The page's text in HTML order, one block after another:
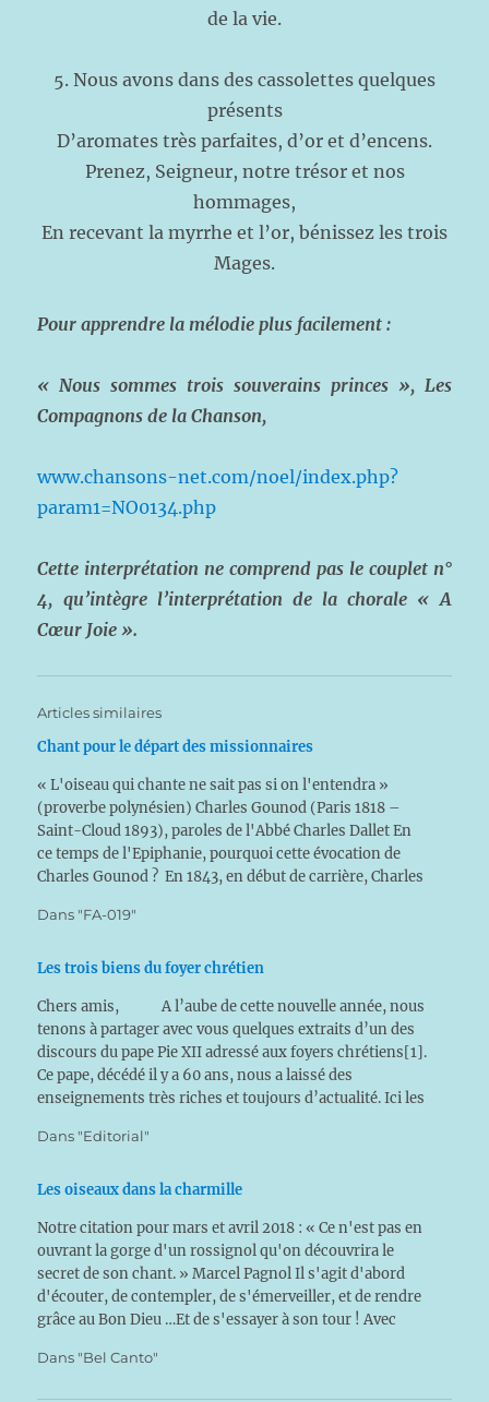
de la vie.
5. Nous avons dans des cassolettes quelques
présents
D’aromates très parfaites, d’or et d’encens.
Prenez, Seigneur, notre trésor et nos
hommages,
En recevant la myrrhe et l’or, bénissez les trois
Mages.
Pour apprendre la mélodie plus facilement :
« Nous sommes trois souverains princes », Les
Compagnons de la Chanson,
www.chansons-net.com/noel/index.php?
param1=NO0134.php
Cette interprétation ne comprend pas le couplet n°
4, qu’intègre l’interprétation de la chorale « A
Cœur Joie ».
Articles similaires
Chant pour le départ des missionnaires
« L'oiseau qui chante ne sait pas si on l'entendra »
(proverbe polynésien) Charles Gounod (Paris 1818 –
Saint-Cloud 1893), paroles de l'Abbé Charles Dallet En
ce temps de l'Epiphanie, pourquoi cette évocation de
Charles Gounod ? En 1843, en début de carrière, Charles
Dans "FA-019"
Les trois biens du foyer chrétien
Chers amis, A l’aube de cette nouvelle année, nous
tenons à partager avec vous quelques extraits d’un des
discours du pape Pie XII adressé aux foyers chrétiens[1].
Ce pape, décédé il y a 60 ans, nous a laissé des
enseignements très riches et toujours d’actualité. Ici les
Dans "Editorial"
Les oiseaux dans la charmille
Notre citation pour mars et avril 2018 : « Ce n'est pas en
ouvrant la gorge d'un rossignol qu'on découvrira le
secret de son chant. » Marcel Pagnol Il s'agit d'abord
d'écouter, de contempler, de s'émerveiller, et de rendre
grâce au Bon Dieu …Et de s'essayer à son tour ! Avec
Dans "Bel Canto"